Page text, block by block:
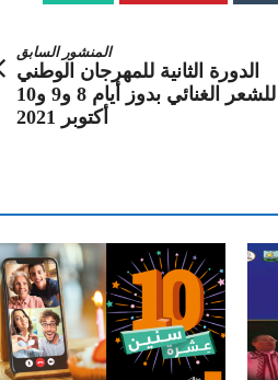
المنشور السابق
الدورة الثانية للمهرجان الوطني
للشعر الغنائي بدوز أيام 8 و9 و10
أكتوبر 2021